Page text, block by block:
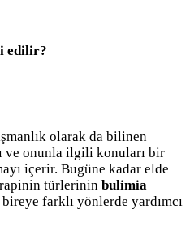
edilir?
olarak da bilinen
ve onunla ilgili konuları bir
içerir. Bugüne kadar elde
türlerinin bulimia
farklı yönlerde yardımcı